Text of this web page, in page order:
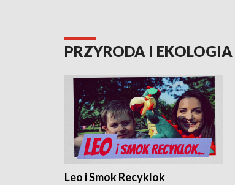
PRZYRODA I EKOLOGIA
Leo i Smok Recyklok